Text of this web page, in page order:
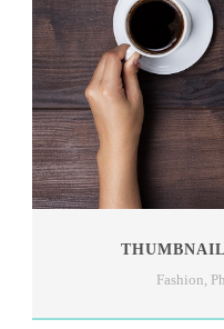
Fashion